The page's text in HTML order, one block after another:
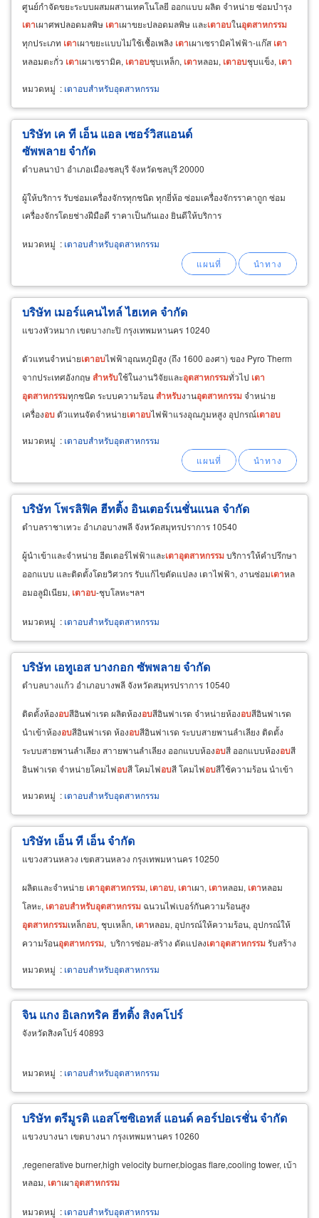
ศูนย์กำจัดขยะระบบผสมผสานเทคโนโลยี ออกแบบ ผลิต จำหน่าย ซ่อมบำรุง
เตาเผาศพปลอดมลพิษ เตาเผาขยะปลอดมลพิษ และเตาอบในอุตสาหกรรม
ทุกประเภท เตาเผาขยะแบบไม่ใช้เชื้อเพลิง เตาเผาเซรามิคไฟฟ้า-แก๊ส เตา
หลอมตะกั่ว เตาเผาเซรามิค, เตาอบชุบเหล็ก, เตาหลอม, เตาอบชุบแข็ง, เตา
ระบบผสมผสานเทคโนโลยีแบบบูรณาการ
หมวดหมู่ : เตาอบสำหรับอุตสาหกรรม
บริษัท เค ที เอ็น แอล เซอร์วิสแอนด์
ซัพพลาย จำกัด
ตำบลนาป่า อำเภอเมืองชลบุรี จังหวัดชลบุรี 20000
ผู้ให้บริการ รับซ่อมเครื่องจักรทุกชนิด ทุกยี่ห้อ ซ่อมเครื่องจักรราคาถูก ซ่อม
เครื่องจักรโดยช่างฝีมือดี ราคาเป็นกันเอง ยินดีให้บริการ
หมวดหมู่ : เตาอบสำหรับอุตสาหกรรม
บริษัท เมอร์แคนไทล์ ไฮเทค จำกัด
แขวงหัวหมาก เขตบางกะปิ กรุงเทพมหานคร 10240
ตัวแทนจำหน่ายเตาอบไฟฟ้าอุณหภูมิสูง (ถึง 1600 องศา) ของ Pyro Therm
จากประเทศอังกฤษ สำหรับใช้ในงานวิจัยและอุตสาหกรรมทั่วไป เตา
อุตสาหกรรมทุกชนิด ระบบความร้อน สำหรับงานอุตสาหกรรมจำหน่าย
เครื่องอบ ตัวแทนจัดจำหน่ายเตาอบไฟฟ้าแรงอุณภูมหสูง อุปกรณ์เตาอบ
อุตสาหกรรม
หมวดหมู่ : เตาอบสำหรับอุตสาหกรรม
บริษัท โพรลิฟิค ฮีทติ้ง อินเตอร์เนชั่นแนล จำกัด
ตำบลราชาเทวะ อำเภอบางพลี จังหวัดสมุทรปราการ 10540
ผู้นำเข้าและจำหน่าย ฮีตเตอร์ไฟฟ้าและเตาอุตสาหกรรมบริการให้คำปรึกษา
ออกแบบ และติดตั้งโดยวิศวกร รับแก้ไขดัดแปลง เตาไฟฟ้า, งานซ่อมเตาหล
อมอลูมิเนียม, เตาอบ-ชุบโลหะฯลฯ
หมวดหมู่ : เตาอบสำหรับอุตสาหกรรม
บริษัท เอทูเอส บางกอก ซัพพลาย จำกัด
ตำบลบางแก้ว อำเภอบางพลี จังหวัดสมุทรปราการ 10540
ติดตั้งห้องอบสีอินฟาเรด ผลิตห้องอบสีอินฟาเรด จำหน่ายห้องอบสีอินฟาเรด
นำเข้าห้องอบสีอินฟาเรด ห้องอบสีอินฟาเรด ระบบสายพานลำเลียง ติดตั้ง
ระบบสายพานลำเลียง สาายพานลำเลียง ออกแบบห้องอบสี ออกแบบห้องอบสี
อินฟาเรด จำหน่ายโคมไฟอบสี โคมไฟอบสี โคมไฟอบสีใช้ความร้อน นำเข้า
หมวดหมู่ : เตาอบสำหรับอุตสาหกรรม
บริษัท เอ็น ที เอ็น จำกัด
แขวงสวนหลวง เขตสวนหลวง กรุงเทพมหานคร 10250
ผลิตและจำหน่าย เตาอุตสาหกรรม, เตาอบ, เตาเผา, เตาหลอม, เตาหลอม
โลหะ, เตาอบสำหรับอุตสาหกรรม ฉนวนไฟเบอร์กันความร้อนสูง
อุตสาหกรรมเหล็กอบ, ชุบเหล็ก, เตาหลอม, อุปกรณ์ให้ความร้อน, อุปกรณ์ให้
ความร้อนอุตสาหกรรม, บริการซ่อม-สร้าง ดัดแปลงเตาอุตสาหกรรม รับสร้าง
หมวดหมู่ : เตาอบสำหรับอุตสาหกรรม
จิน แกง อิเลกทริค ฮีทติ้ง สิงคโปร์
จังหวัดสิงคโปร์ 40893
หมวดหมู่ : เตาอบสำหรับอุตสาหกรรม
บริษัท ตรีมูรติ แอสโซซิเอทส์ แอนด์ คอร์ปอเรชั่น จำกัด
แขวงบางนา เขตบางนา กรุงเทพมหานคร 10260
,regenerative burner,high velocity burner,biogas flare,cooling tower, เบ้า
หลอม, เตาเผาอุตสาหกรรม
หมวดหมู่ : เตาอบสำหรับอุตสาหกรรม